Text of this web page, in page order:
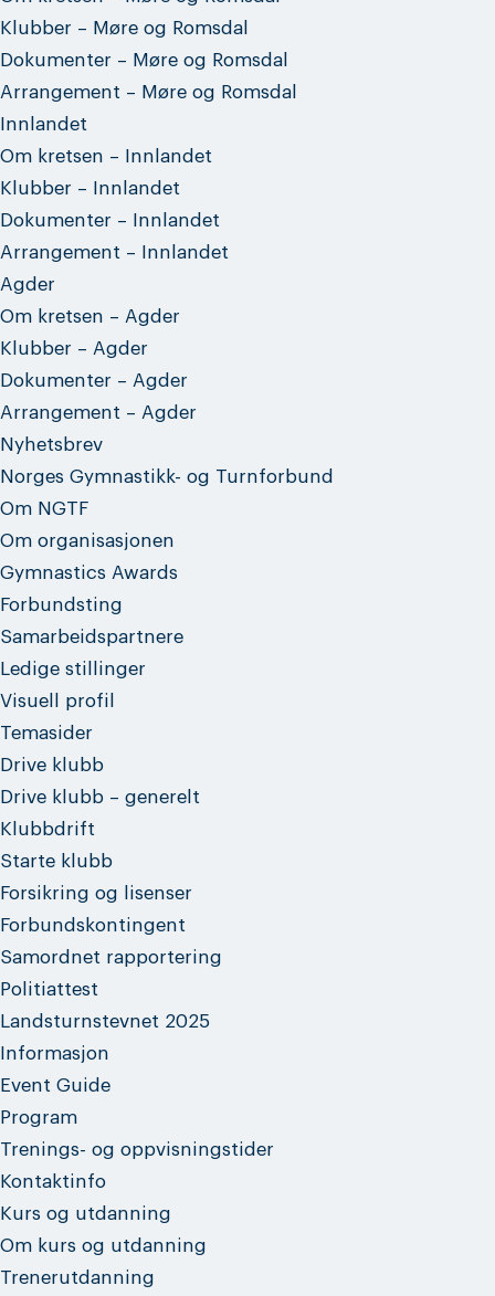
Klubber – Møre og Romsdal
Dokumenter – Møre og Romsdal
Arrangement – Møre og Romsdal
Innlandet
Om kretsen – Innlandet
Klubber – Innlandet
Dokumenter – Innlandet
Arrangement – Innlandet
Agder
Om kretsen – Agder
Klubber – Agder
Dokumenter – Agder
Arrangement – Agder
Nyhetsbrev
Norges Gymnastikk- og Turnforbund
Om NGTF
Om organisasjonen
Gymnastics Awards
Forbundsting
Samarbeidspartnere
Ledige stillinger
Visuell profil
Temasider
Drive klubb
Drive klubb – generelt
Klubbdrift
Starte klubb
Forsikring og lisenser
Forbundskontingent
Samordnet rapportering
Politiattest
Landsturnstevnet 2025
Informasjon
Event Guide
Program
Trenings- og oppvisningstider
Kontaktinfo
Kurs og utdanning
Om kurs og utdanning
Trenerutdanning